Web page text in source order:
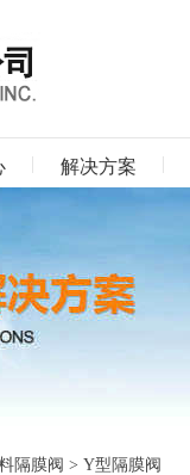
解决方案
隔膜阀 > Y型隔膜阀